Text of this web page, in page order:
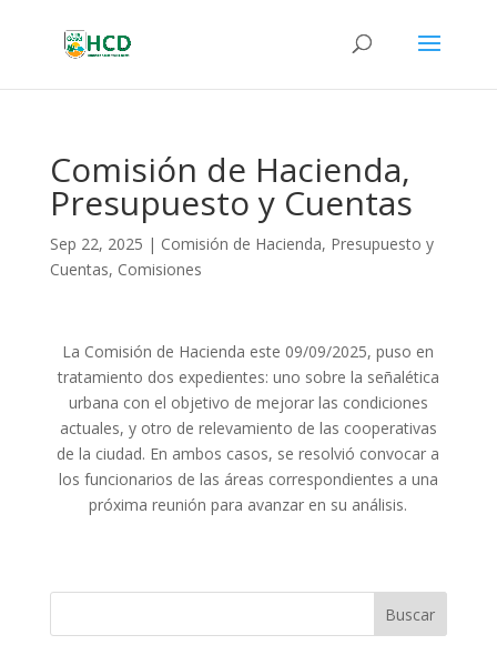
Comisión de Hacienda,
Presupuesto y Cuentas
Sep 22, 2025 | Comisión de Hacienda, Presupuesto y
Cuentas, Comisiones
La Comisión de Hacienda este 09/09/2025, puso en
tratamiento dos expedientes: uno sobre la señalética
urbana con el objetivo de mejorar las condiciones
actuales, y otro de relevamiento de las cooperativas
de la ciudad. En ambos casos, se resolvió convocar a
los funcionarios de las áreas correspondientes a una
próxima reunión para avanzar en su análisis.